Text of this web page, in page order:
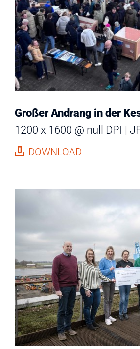
Großer Andrang in der
1200 x 1600 @ null DPI
DOWNLOAD